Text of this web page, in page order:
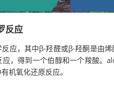
反应
应，其中β-羟醛或β-羟酮是由
，得到一个伯醇和一个羧酸
机氧化还原反应。